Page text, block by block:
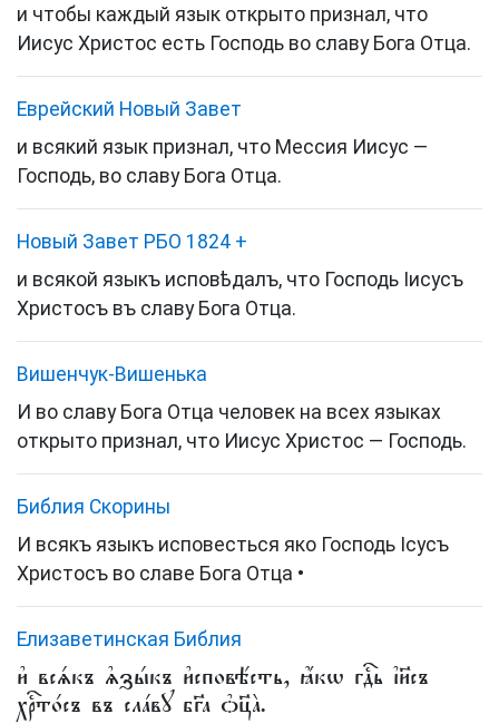
и чтобы каждый язык открыто признал, что
Иисус Христос есть Господь во славу Бога Отца.
Еврейский Новый Завет
и всякий язык признал, что Мессия Иисус —
Господь, во славу Бога Отца.
Новый Завет РБО 1824 +
и всякой языкъ исповѣдалъ, что Господь Іисусъ
Христосъ въ славу Бога Отца.
Вишенчук-Вишенька
И во славу Бога Отца человек на всех языках
открыто признал, что Иисус Христос — Господь.
Библия Скорины
И всякъ языкъ исповесться яко Господь Ісусъ
Христосъ во славе Бога Отца •
Елизаветинская Библия
и҆ всѧ́къ ѧ҆зы́къ и҆сповѣ́сть, ꙗ҆́кѡ гдⷭ҇ь і҆и҃съ
хрⷭ҇то́съ въ сла́вꙋ бг҃а ѻ҆ц҃а̀.